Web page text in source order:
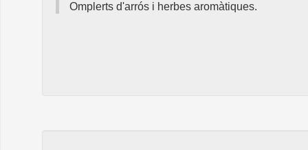
Omplerts d'arrós i herbes aromàtiques.